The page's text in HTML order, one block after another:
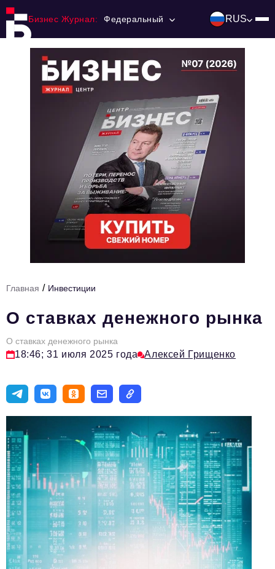
Бизнес Журнал: Федеральный RUS
Ниши и рынки
Технологии и тренды
HR
Персона номера
Стиль жизни
Импортозамещение
ОПК
Эксперты
Авторские материалы
Видео
Телефон редакции:
Главная / Инвестиции
О ставках денежного рынка
О ставках денежного рынка
18:46; 31 июля 2025 года Алексей Грищенко